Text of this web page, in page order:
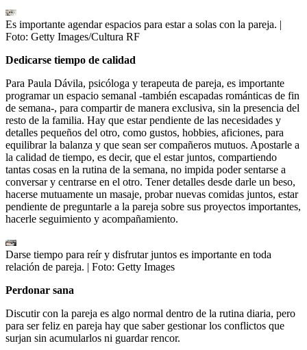
Es importante agendar espacios para estar a solas con la pareja. |
Foto: Getty Images/Cultura RF
Dedicarse tiempo de calidad
Para Paula Dávila, psicóloga y terapeuta de pareja, es importante
programar un espacio semanal -también escapadas románticas de fin
de semana-, para compartir de manera exclusiva, sin la presencia del
resto de la familia. Hay que estar pendiente de las necesidades y
detalles pequeños del otro, como gustos, hobbies, aficiones, para
equilibrar la balanza y que sean ser compañeros mutuos. Apostarle a
la calidad de tiempo, es decir, que el estar juntos, compartiendo
tantas cosas en la rutina de la semana, no impida poder sentarse a
conversar y centrarse en el otro. Tener detalles desde darle un beso,
hacerse mutuamente un masaje, probar nuevas comidas juntos, estar
pendiente de preguntarle a la pareja sobre sus proyectos importantes,
hacerle seguimiento y acompañamiento.
Darse tiempo para reír y disfrutar juntos es importante en toda
relación de pareja. | Foto: Getty Images
Perdonar sana
Discutir con la pareja es algo normal dentro de la rutina diaria, pero
para ser feliz en pareja hay que saber gestionar los conflictos que
surjan sin acumularlos ni guardar rencor.